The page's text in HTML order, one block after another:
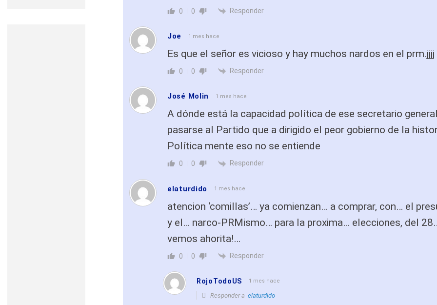
0 0 Responder
Joe 1 mes hace
Es que el señor es vicioso y hay muchos nardos en el prm.jjjj
0 0 Responder
José Molin 1 mes hace
A dónde está la capacidad política de ese secretario general
pasarse al Partido que a dirigido el peor gobierno de la
Política mente eso no se entiende
0 0 Responder
elaturdido 1 mes hace
atencion ‘comillas’… ya comienzan… a comprar, con… el
y el… narco-PRMismo… para la proxima… elecciones, del
vemos ahorita!…
0 0 Responder
RojoTodoUS 1 mes hace
Responder a elaturdido